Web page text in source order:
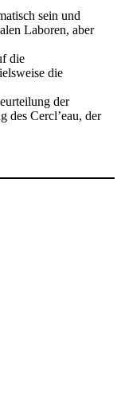
sein und
Laboren, aber
die
die
der
des Cercl’eau, der